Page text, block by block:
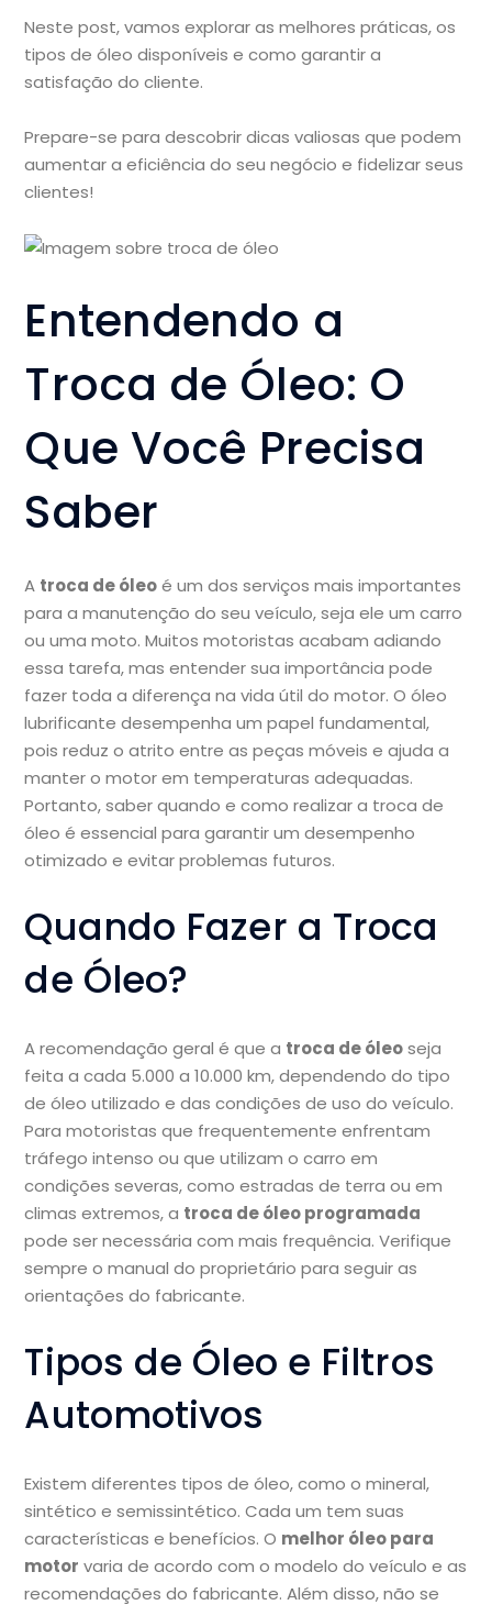
Neste post, vamos explorar as melhores práticas, os
tipos de óleo disponíveis e como garantir a
satisfação do cliente.
Prepare-se para descobrir dicas valiosas que podem
aumentar a eficiência do seu negócio e fidelizar seus
clientes!
Entendendo a
Troca de Óleo: O
Que Você Precisa
Saber
A troca de óleoé um dos serviços mais importantes
para a manutenção do seu veículo, seja ele um carro
ou uma moto. Muitos motoristas acabam adiando
essa tarefa, mas entender sua importância pode
fazer toda a diferença na vida útil do motor. O óleo
lubrificante desempenha um papel fundamental,
pois reduz o atrito entre as peças móveis e ajuda a
manter o motor em temperaturas adequadas.
Portanto, saber quando e como realizar a troca de
óleo é essencial para garantir um desempenho
otimizado e evitar problemas futuros.
Quando Fazer a Troca
de Óleo?
A recomendação geral é que a troca de óleoseja
feita a cada 5.000 a 10.000 km, dependendo do tipo
de óleo utilizado e das condições de uso do veículo.
Para motoristas que frequentemente enfrentam
tráfego intenso ou que utilizam o carro em
condições severas, como estradas de terra ou em
climas extremos, a troca de óleo programada
pode ser necessária com mais frequência. Verifique
sempre o manual do proprietário para seguir as
orientações do fabricante.
Tipos de Óleo e Filtros
Automotivos
Existem diferentes tipos de óleo, como o mineral,
sintético e semissintético. Cada um tem suas
características e benefícios. O melhor óleo para
motor varia de acordo com o modelo do veículo e as
recomendações do fabricante. Além disso, não se